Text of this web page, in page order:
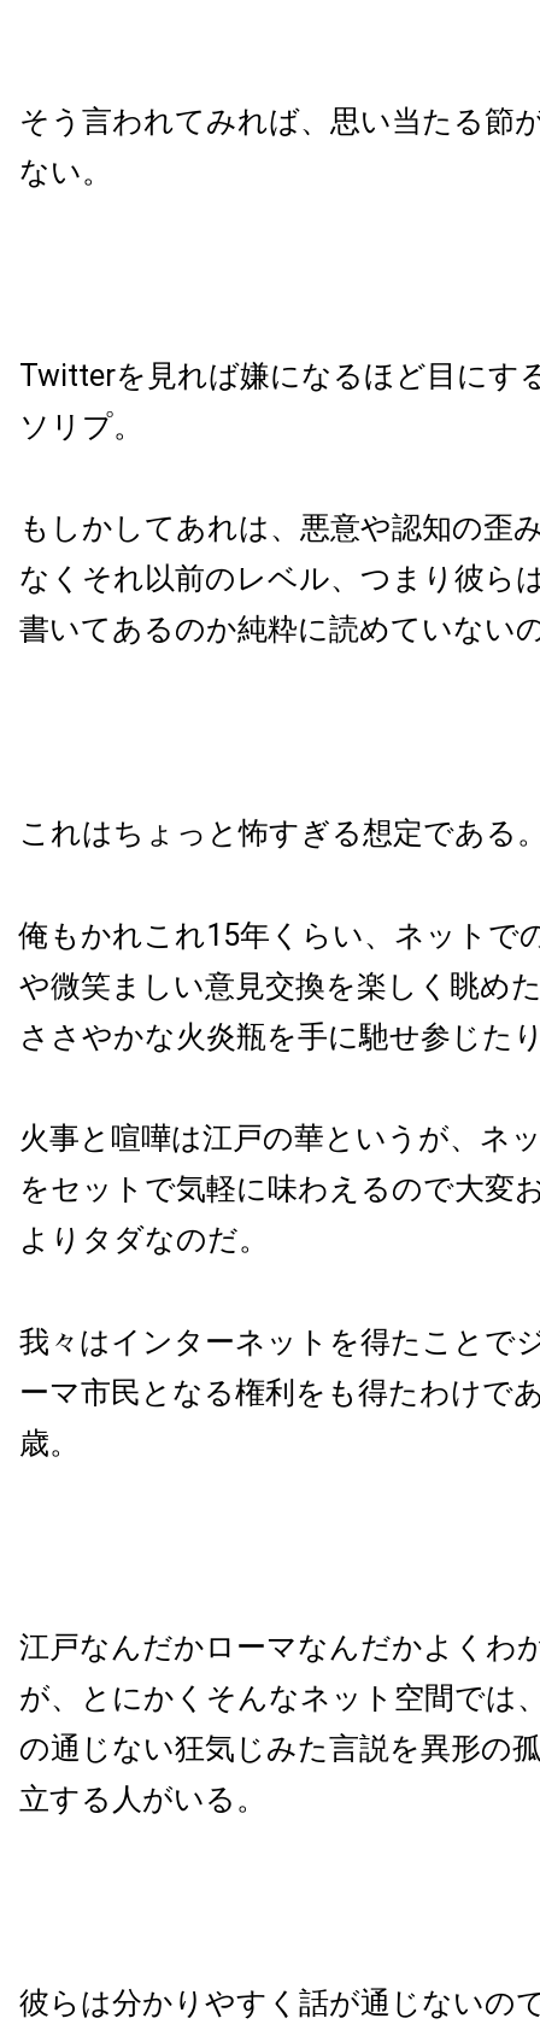
そう言われてみれば、思い当たる節
ない。
Twitterを見れば嫌になるほど目にす
ソリプ。
もしかしてあれは、悪意や認知の歪
なくそれ以前のレベル、つまり彼ら
書いてあるのか純粋に読めていない
これはちょっと怖すぎる想定である
俺もかれこれ15年くらい、ネットで
や微笑ましい意見交換を楽しく眺め
ささやかな火炎瓶を手に馳せ参じた
火事と喧嘩は江戸の華というが、ネ
をセットで気軽に味わえるので大変
よりタダなのだ。
我々はインターネットを得たことで
ーマ市民となる権利をも得たわけで
歳。
江戸なんだかローマなんだかよくわ
が、とにかくそんなネット空間では
の通じない狂気じみた言説を異形の
立する人がいる。
彼らは分かりやすく話が通じないの